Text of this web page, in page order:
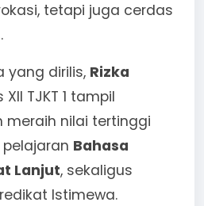
tetapi juga cerdas
yang dirilis, Rizka
TJKT 1 tampil
meraih nilai tertinggi
Bahasa
Lanjut, sekaligus
Istimewa.